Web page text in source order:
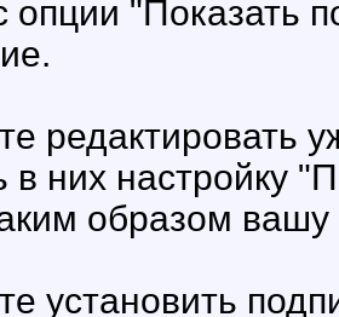
опции "Показать
редактировать
в них настройку
образом вашу
установить